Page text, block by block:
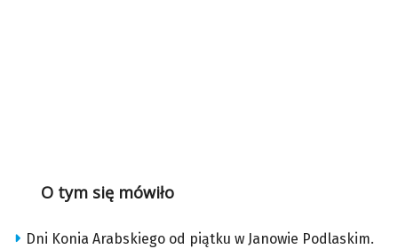
O tym się mówiło
Dni Konia Arabskiego od piątku w Janowie Podlaskim.